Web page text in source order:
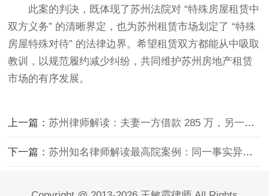
此案的判决，既体现了苏州法院对 “特殊房屋租赁中
双方义务” 的清晰界定，也为苏州租赁市场划定了 “特殊
房屋特殊对待” 的法律边界。希望租赁双方都能从中吸取
教训，以规范履约减少纠纷，共同维护苏州房地产租赁
市场的有序发展。
上一篇：苏州律师解读：夫妻一方借款 285 万，另一方为何被判共同偿还？
下一篇：苏州知名律师解读最高院案例：同一事实异诉由起诉，否定前诉结果即构成重复起诉